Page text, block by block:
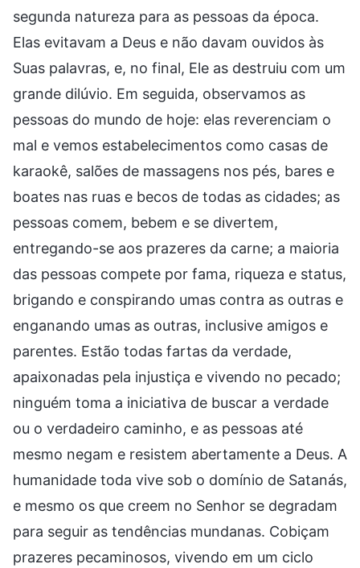
segunda natureza para as pessoas da época.
Elas evitavam a Deus e não davam ouvidos às
Suas palavras, e, no final, Ele as destruiu com um
grande dilúvio. Em seguida, observamos as
pessoas do mundo de hoje: elas reverenciam o
mal e vemos estabelecimentos como casas de
karaokê, salões de massagens nos pés, bares e
boates nas ruas e becos de todas as cidades; as
pessoas comem, bebem e se divertem,
entregando-se aos prazeres da carne; a maioria
das pessoas compete por fama, riqueza e status,
brigando e conspirando umas contra as outras e
enganando umas as outras, inclusive amigos e
parentes. Estão todas fartas da verdade,
apaixonadas pela injustiça e vivendo no pecado;
ninguém toma a iniciativa de buscar a verdade
ou o verdadeiro caminho, e as pessoas até
mesmo negam e resistem abertamente a Deus. A
humanidade toda vive sob o domínio de Satanás,
e mesmo os que creem no Senhor se degradam
para seguir as tendências mundanas. Cobiçam
prazeres pecaminosos, vivendo em um ciclo